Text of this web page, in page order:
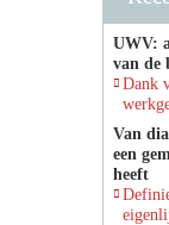
UWV:
van de
Dank
Van
een
heeft